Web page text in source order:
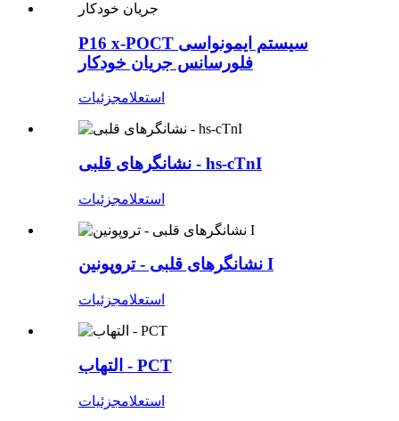
P16 x-POCT سیستم ایمونواسی
فلورسانس جریان خودکار
استعلامجزئیات
نشانگرهای قلبی - hs-cTnI
استعلامجزئیات
نشانگرهای قلبی - تروپونین I
استعلامجزئیات
التهاب - PCT
استعلامجزئیات